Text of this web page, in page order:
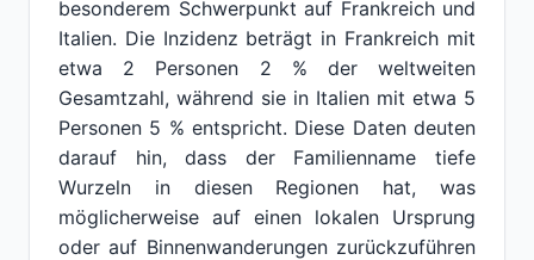
besonderem Schwerpunkt auf Frankreich und
Italien. Die Inzidenz beträgt in Frankreich mit
etwa 2 Personen 2 % der weltweiten
Gesamtzahl, während sie in Italien mit etwa 5
Personen 5 % entspricht. Diese Daten deuten
darauf hin, dass der Familienname tiefe
Wurzeln in diesen Regionen hat, was
möglicherweise auf einen lokalen Ursprung
oder auf Binnenwanderungen zurückzuführen